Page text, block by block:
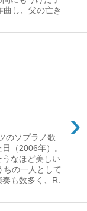
し、父の亡き
›
のソプラノ歌
（2006年）。
なほど美しい
の一人として
も数多く、R.